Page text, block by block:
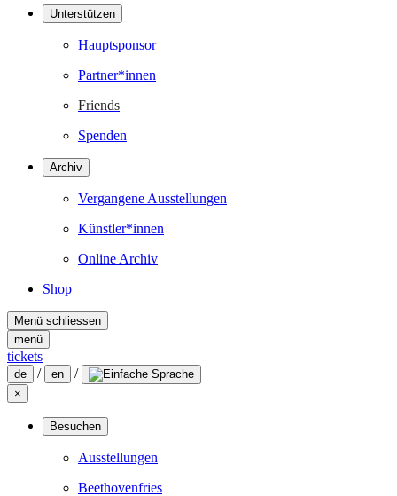
Unterstützen
Hauptsponsor
Partner*innen
Friends
Spenden
Archiv
Vergangene Ausstellungen
Künstler*innen
Online Archiv
Shop
Menü schliessen
menü
tickets
de / en /
×
Besuchen
Ausstellungen
Beethovenfries